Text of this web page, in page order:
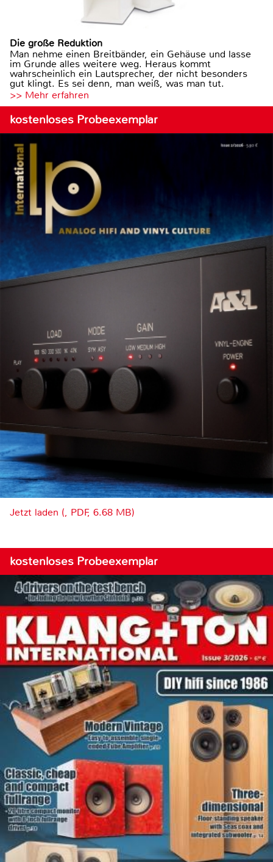
Die große Reduktion
Man nehme einen Breitbänder, ein Gehäuse und lasse
im Grunde alles weitere weg. Heraus kommt
wahrscheinlich ein Lautsprecher, der nicht besonders
gut klingt. Es sei denn, man weiß, was man tut.
>> Mehr erfahren
kostenloses Probeexemplar
Jetzt laden (, PDF, 6.68 MB)
kostenloses Probeexemplar